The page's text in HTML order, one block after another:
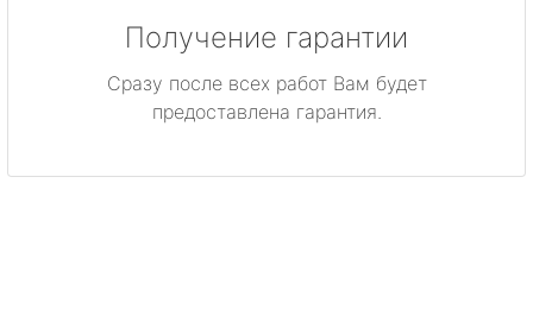
Получение гарантии
Сразу после всех работ Вам будет
предоставлена гарантия.